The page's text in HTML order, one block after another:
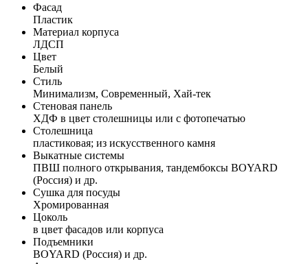
Фасад
Пластик
Материал корпуса
ЛДСП
Цвет
Белый
Стиль
Минимализм, Современный, Хай-тек
Стеновая панель
ХДФ в цвет столешницы или с фотопечатью
Столешница
пластиковая; из искусственного камня
Выкатные системы
ПВШ полного открывания, тандембоксы BOYARD
(Россия) и др.
Сушка для посуды
Хромированная
Цоколь
в цвет фасадов или корпуса
Подъемники
BOYARD (Россия) и др.